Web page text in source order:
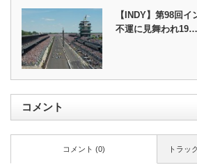
【INDY】第98回
不運に見舞われ19…
コメント
トラッ
コメント (0)